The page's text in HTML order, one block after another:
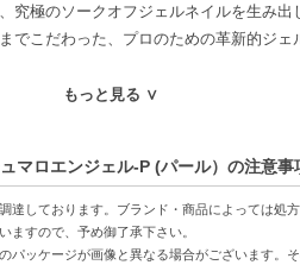
究極のソークオフジェルネイルを生み出
でこだわった、プロのための革新的ジ
もっと見る ∨
マロエンジェル-P (パール）の注意事
しております。ブランド・商品によっては処
ますので、予め御了承下さい。
ッケージが画像と異なる場合がございます。